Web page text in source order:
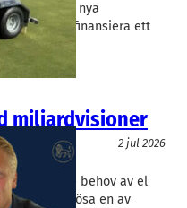
bolaget nya
Mkr för att finansiera ett
miljardvisioner
2 jul 2026
ett växande behov av el
Catator vill lösa en av